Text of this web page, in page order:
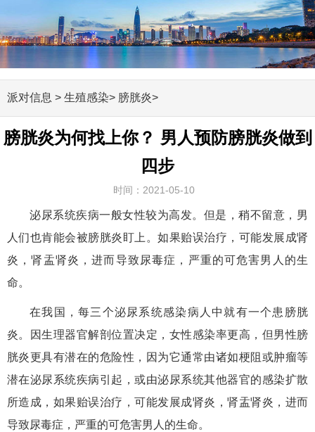
派对信息 > 生殖感染> 膀胱炎>
膀胱炎为何找上你？ 男人预防膀胱炎做到
四步
时间：2021-05-10
泌尿系统疾病一般女性较为高发。但是，稍不留意，男
人们也肯能会被膀胱炎盯上。如果贻误治疗，可能发展成肾
炎，肾盂肾炎，进而导致尿毒症，严重的可危害男人的生
命。
在我国，每三个泌尿系统感染病人中就有一个患膀胱
炎。因生理器官解剖位置决定，女性感染率更高，但男性膀
胱炎更具有潜在的危险性，因为它通常由诸如梗阻或肿瘤等
潜在泌尿系统疾病引起，或由泌尿系统其他器官的感染扩散
所造成，如果贻误治疗，可能发展成肾炎，肾盂肾炎，进而
导致尿毒症，严重的可危害男人的生命。